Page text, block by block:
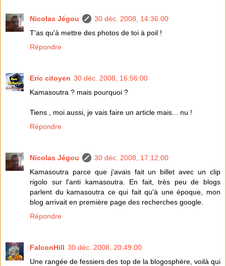
Nicolas Jégou
30 déc. 2008, 14:36:00
T'as qu'à mettre des photos de toi à poil !
Répondre
Eric citoyen 30 déc. 2008, 16:56:00
Kamasoutra ? mais pourquoi ?
Tiens , moi aussi, je vais faire un article mais... nu !
Répondre
Nicolas Jégou
30 déc. 2008, 17:12:00
Kamasoutra parce que j'avais fait un billet avec un clip
rigolo sur l'anti kamasoutra. En fait, très peu de blogs
parlent du kamasoutra ce qui fait qu'à une époque, mon
blog arrivait en première page des recherches google.
Répondre
FalconHill 30 déc. 2008, 20:49:00
Une rangée de fessiers des top de la blogosphère, voilà qui